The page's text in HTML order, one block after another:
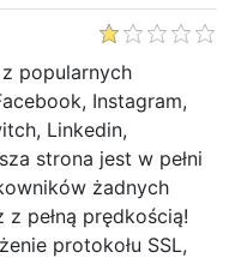
popularnych
Instagram,
Linkedin,
strona jest w pełni
żadnych
pełną prędkością!
protokołu SSL,